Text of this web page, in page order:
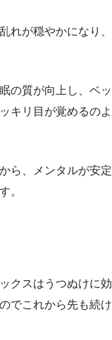
れが穏やかになり、
の質が向上し、ベッ
キリ目が覚めるのよ
ら、メンタルが安定
。
クスはうつぬけに効
でこれから先も続け